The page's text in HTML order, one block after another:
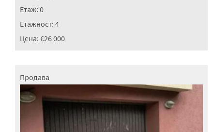
Етаж: 0
Етажност: 4
Цена: €26 000
Продава